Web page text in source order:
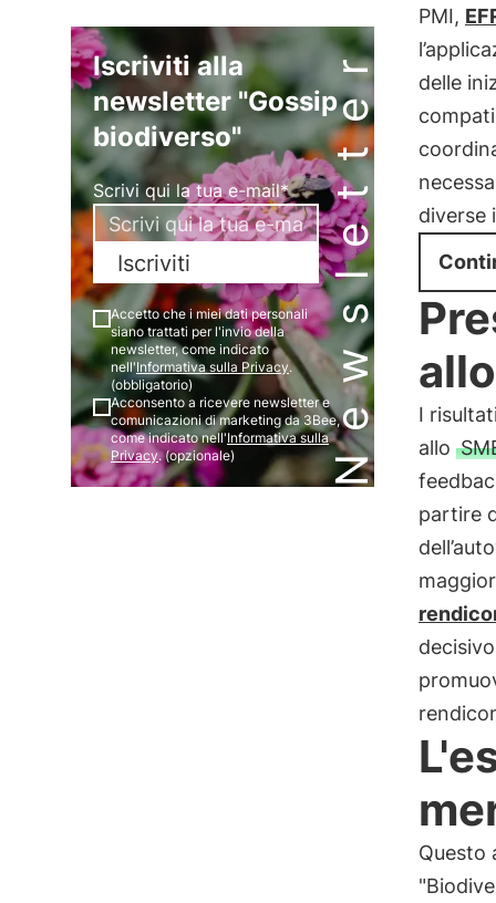
Newsletter
Iscriviti alla
newsletter "Gossip
biodiverso"
Scrivi qui la tua e-mail*
Iscriviti
Accetto che i miei dati personali
siano trattati per l'invio della
newsletter, come indicato
nell'Informativa sulla Privacy.
(obbligatorio)
Acconsento a ricevere newsletter e
comunicazioni di marketing da 3Bee,
come indicato nell'Informativa sulla
Privacy. (opzionale)
PMI,
delle
diverse
I
allo
partire
Questo